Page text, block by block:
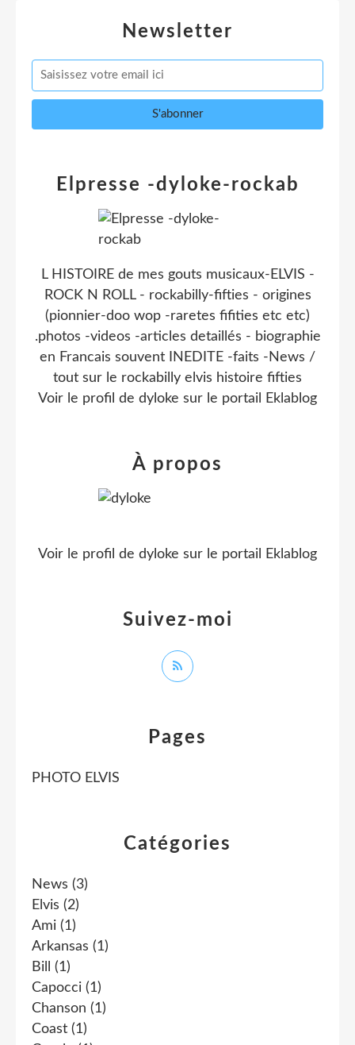
Newsletter
Catégories
News (3)
Elvis (2)
Ami (1)
Arkansas (1)
Bill
(1)
Capocci (1)
Chanson (1)
Coast (1)
Pages
PHOTO ELVIS
Elpresse -dyloke-rockab
L HISTOIRE de mes gouts musicaux-ELVIS -
ROCK N ROLL - rockabilly-fifties - origines
(pionnier-doo wop -raretes fifities etc etc)
.photos -videos -articles detaillés - biographie
en Francais souvent INEDITE -faits -News /
tout sur le rockabilly elvis histoire fifties
Voir le profil de dyloke sur le portail Eklablog
Suivez-moi
À propos
Voir le profil de dyloke sur le portail Eklablog